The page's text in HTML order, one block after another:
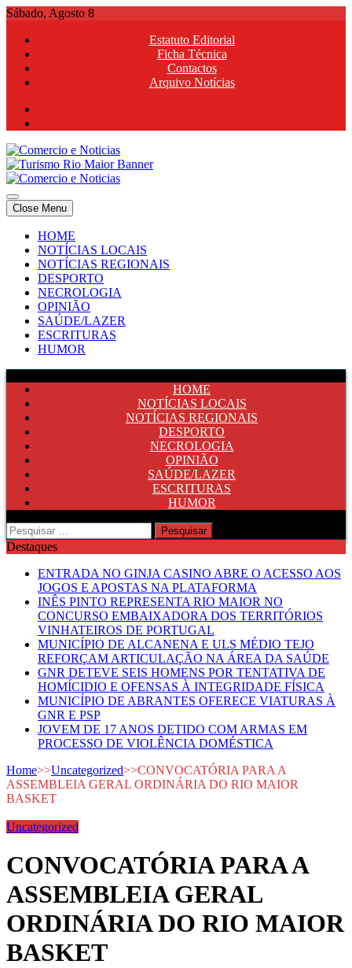
Skip
content
Sábado, Agosto 8
Estatuto Editorial
Ficha Técnica
Contactos
Arquivo Notícias
Comercio e Noticias
Notícias e Publicidade Online
Comercio e Noticias
Notícias e Publicidade Online
Close Menu
HOME
NOTÍCIAS LOCAIS
NOTÍCIAS REGIONAIS
DESPORTO
NECROLOGIA
OPINIÃO
SAÚDE/LAZER
ESCRITURAS
HUMOR
HOME
NOTÍCIAS LOCAIS
NOTÍCIAS REGIONAIS
DESPORTO
NECROLOGIA
OPINIÃO
SAÚDE/LAZER
ESCRITURAS
HUMOR
Pesquisar
por:
Destaques
ENTRADA NO GINJA CASINO ABRE O ACESSO AOS
JOGOS E APOSTAS NA PLATAFORMA
INÊS PINTO REPRESENTA RIO MAIOR NO
CONCURSO EMBAIXADORA DOS TERRITÓRIOS
VINHATEIROS DE PORTUGAL
MUNICÍPIO DE ALCANENA E ULS MÉDIO TEJO
REFORÇAM ARTICULAÇÃO NA ÁREA DA SAÚDE
GNR DETEVE SEIS HOMENS POR TENTATIVA DE
HOMÍCIDIO E OFENSAS À INTEGRIDADE FÍSICA
MUNICÍPIO DE ABRANTES OFERECE VIATURAS À
GNR E PSP
JOVEM DE 17 ANOS DETIDO COM ARMAS EM
PROCESSO DE VIOLÊNCIA DOMÉSTICA
Home>>Uncategorized>>CONVOCATÓRIA PARA A
ASSEMBLEIA GERAL ORDINÁRIA DO RIO MAIOR
BASKET
Uncategorized
CONVOCATÓRIA PARA A
ASSEMBLEIA GERAL
ORDINÁRIA DO RIO MAIOR
BASKET